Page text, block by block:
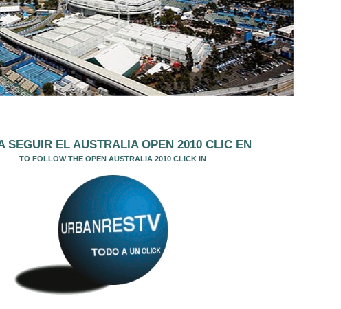
SEGUIR EL AUSTRALIA OPEN 2010 CLIC EN
TO FOLLOW THE OPEN AUSTRALIA 2010 CLICK IN